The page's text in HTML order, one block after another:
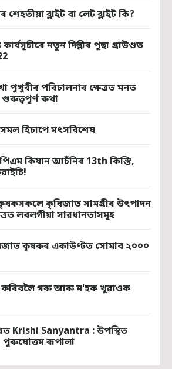
ব্লাইট বা লেট ব্লাইট কি?
কাৰ্যসূচীৰে নতুন দিল্লীৰ পুছা গ্ৰাউণ্ডত
পুখুৰীৰ পৰিচালনাৰ ক্ষেত্ৰত মনত
গুৰুত্বপূৰ্ণ কথা
সমল হিচাপে মৎসবিশেষ
পিএম কিষান আচঁনিৰ 13th কিস্তি,
কৃষিজাত সামগ্ৰীৰ উৎপাদন
লবলগীয়া সাৱধানতাসমূহ
কৃষকৰ একাউণ্টত সোমাব ২০০০
কৰিবলৈ গৰু আৰু ম'হক খুৱাওক
Krishi Sanyantra : উপস্থিত
পুৰুষোত্তম ৰূপালা